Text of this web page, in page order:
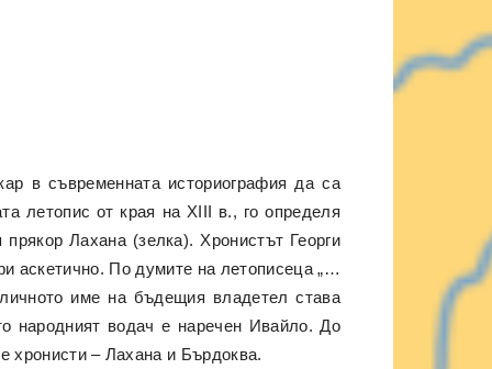
в съвременната историография да са
летопис от края на XIII в., го определя
Лахана (зелка). Хронистът Георги
аскетично. По думите на летописеца „…
име на бъдещия владетел става
народният водач е наречен Ивайло. До
хронисти – Лахана и Бърдоква.